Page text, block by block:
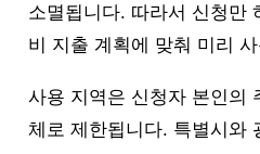
소멸됩니다. 따라서 신청만
비 지출 계획에 맞춰 미리
사용 지역은 신청자 본인의
체로 제한됩니다. 특별시와